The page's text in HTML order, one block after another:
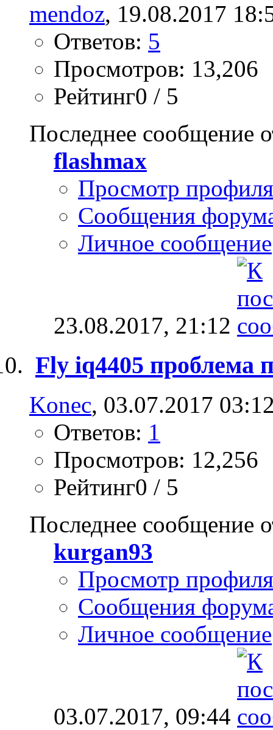
mendoz, 19.08.2017
Ответов: 5
Просмотров: 13,206
Рейтинг0 / 5
Последнее сообщение
flashmax
Просмотр профиля
Сообщения
Личное сообщение
23.08.2017, 21:12
Fly iq4405 проблема
Konec, 03.07.2017
Ответов: 1
Просмотров: 12,256
Рейтинг0 / 5
Последнее сообщение
kurgan93
Просмотр профиля
Сообщения
Личное сообщение
03.07.2017, 09:44